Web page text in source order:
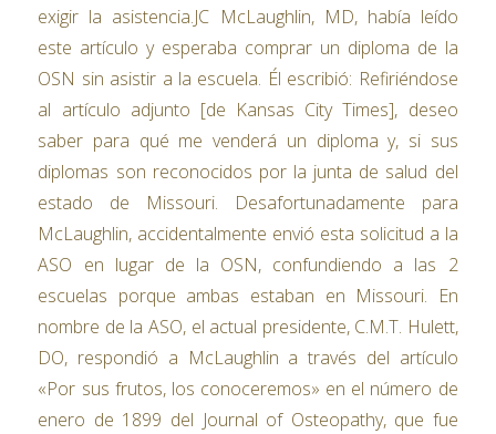
exigir la asistencia.JC McLaughlin, MD, había leído
este artículo y esperaba comprar un diploma de la
OSN sin asistir a la escuela. Él escribió: Refiriéndose
al artículo adjunto [de Kansas City Times], deseo
saber para qué me venderá un diploma y, si sus
diplomas son reconocidos por la junta de salud del
estado de Missouri. Desafortunadamente para
McLaughlin, accidentalmente envió esta solicitud a la
ASO en lugar de la OSN, confundiendo a las 2
escuelas porque ambas estaban en Missouri. En
nombre de la ASO, el actual presidente, C.M.T. Hulett,
DO, respondió a McLaughlin a través del artículo
«Por sus frutos, los conoceremos» en el número de
enero de 1899 del Journal of Osteopathy, que fue